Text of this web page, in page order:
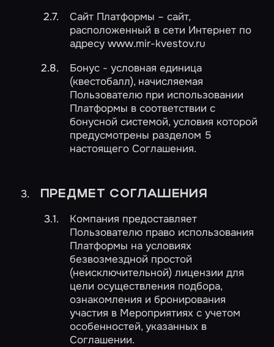
Сайт Платформы – сайт,
расположенный в сети Интернет по
адресу www.mir-kvestov.ru
Бонус - условная единица
(квестобалл), начисляемая
Пользователю при использовании
Платформы в соответствии с
бонусной системой, условия которой
предусмотрены разделом 5
настоящего Соглашения.
ПРЕДМЕТ СОГЛАШЕНИЯ
Компания предоставляет
Пользователю право использования
Платформы на условиях
безвозмездной простой
(неисключительной) лицензии для
цели осуществления подбора,
ознакомления и бронирования
участия в Мероприятиях с учетом
особенностей, указанных в
Соглашении.